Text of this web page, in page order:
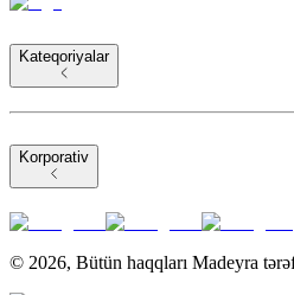
Kateqoriyalar
Korporativ
© 2026, Bütün haqqları Madeyra